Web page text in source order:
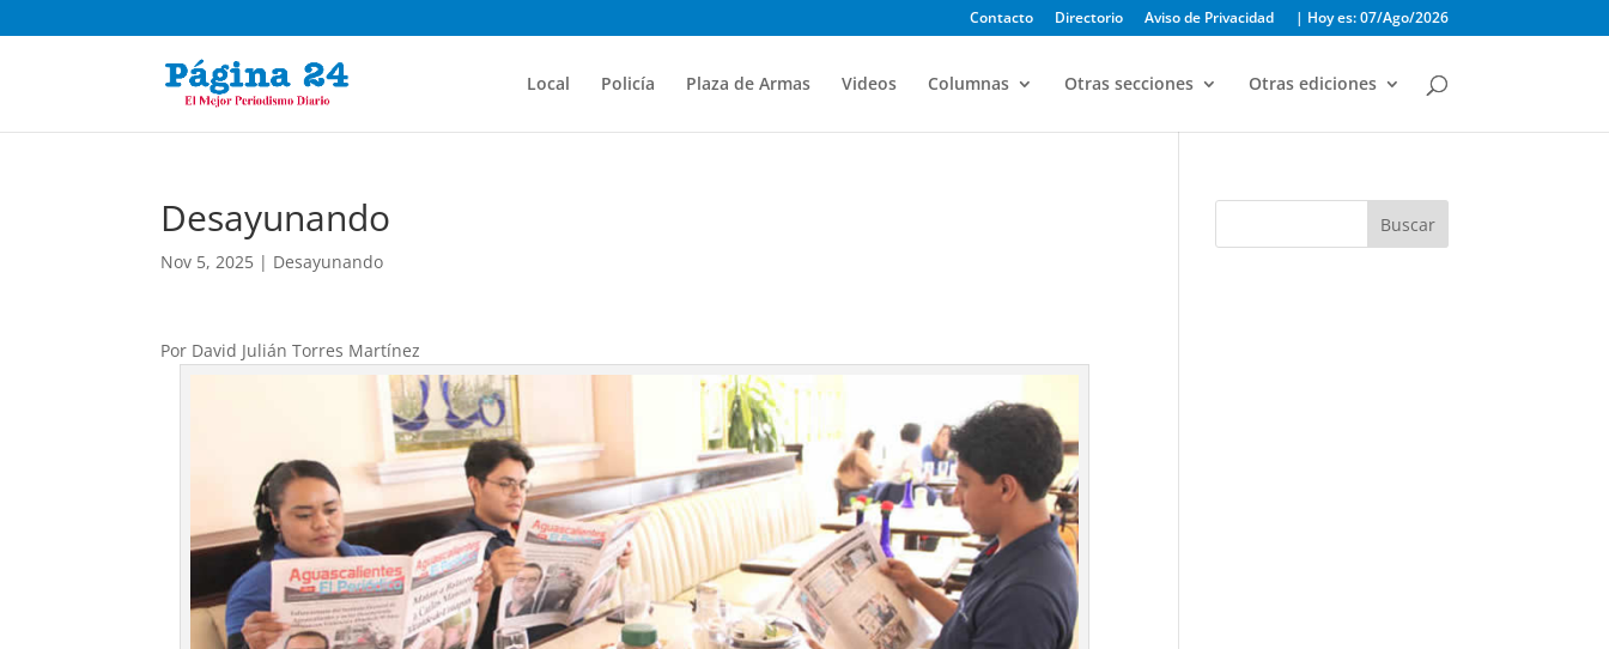
Contacto Directorio Aviso de Privacidad | Hoy es: 07/Ago/2026
Local Policía Plaza de Armas Videos Columnas Otras secciones Otras ediciones
Desayunando
Nov 5, 2025 | Desayunando
Por David Julián Torres Martínez
Buscar